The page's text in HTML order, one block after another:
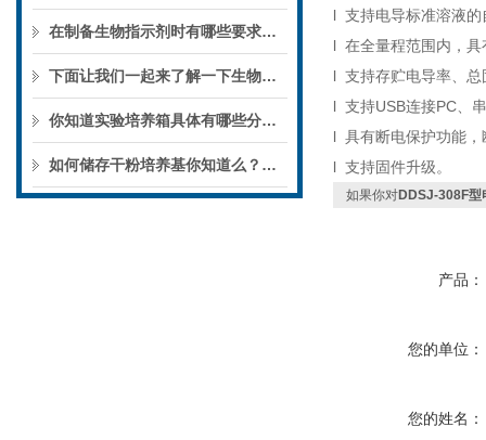
在制备生物指示剂时有哪些要求你知道么
下面让我们一起来了解一下生物指示剂的分类及应用吧
你知道实验培养箱具体有哪些分类么?
如何储存干粉培养基你知道么？一起来了解一下吧
l 支持电导标准溶液
l 在全量程范围内，
l 支持存贮电导率、
l 支持USB连接PC 、
l 具有断电保护功能
l 支持固件升级。
如果你对DDSJ-308F型
产品：
您的单位：
您的姓名：